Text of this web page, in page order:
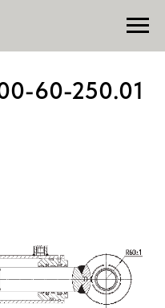
60-250.01